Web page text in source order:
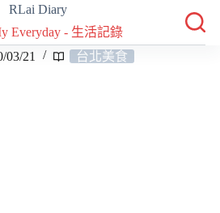
RLai Diary
Everyday - 生活記錄
03/21
台北美食